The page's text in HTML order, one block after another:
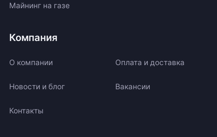
Майнинг на газе
Компания
О компании Оплата и доставка
Новости и блог Вакансии
Контакты